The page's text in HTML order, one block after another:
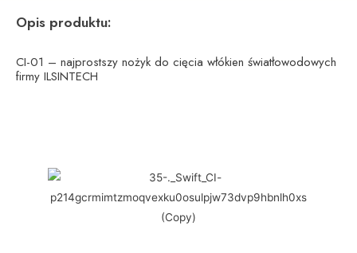
Opis produktu:
CI-01 – najprostszy nożyk do cięcia włókien światłowodowych
firmy ILSINTECH